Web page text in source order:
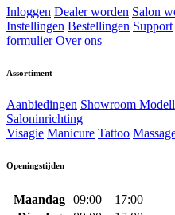
Inloggen Dealer worden Salon
Instellingen Bestellingen Support
formulier Over ons
Assortiment
Aanbiedingen Showroom
Saloninrichting
Visagie Manicure Tattoo
Openingstijden
Maandag 09:00 – 17:00